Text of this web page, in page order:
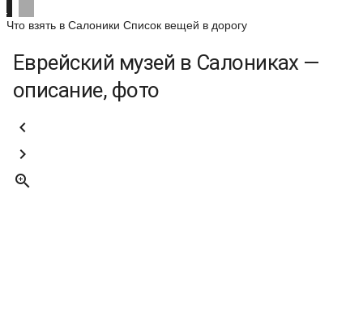
Что взять в Салоники Список вещей в дорогу
Еврейский музей в Салониках —
описание, фото


